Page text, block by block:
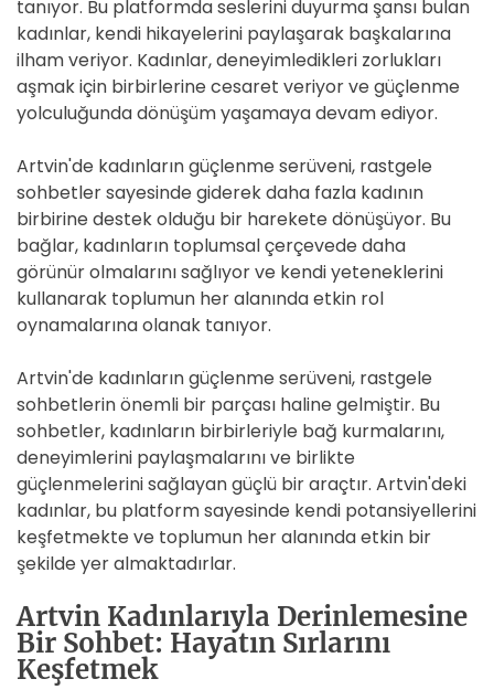
tanıyor. Bu platformda seslerini duyurma şansı bulan
kadınlar, kendi hikayelerini paylaşarak başkalarına
ilham veriyor. Kadınlar, deneyimledikleri zorlukları
aşmak için birbirlerine cesaret veriyor ve güçlenme
yolculuğunda dönüşüm yaşamaya devam ediyor.
Artvin'de kadınların güçlenme serüveni, rastgele
sohbetler sayesinde giderek daha fazla kadının
birbirine destek olduğu bir harekete dönüşüyor. Bu
bağlar, kadınların toplumsal çerçevede daha
görünür olmalarını sağlıyor ve kendi yeteneklerini
kullanarak toplumun her alanında etkin rol
oynamalarına olanak tanıyor.
Artvin'de kadınların güçlenme serüveni, rastgele
sohbetlerin önemli bir parçası haline gelmiştir. Bu
sohbetler, kadınların birbirleriyle bağ kurmalarını,
deneyimlerini paylaşmalarını ve birlikte
güçlenmelerini sağlayan güçlü bir araçtır. Artvin'deki
kadınlar, bu platform sayesinde kendi potansiyellerini
keşfetmekte ve toplumun her alanında etkin bir
şekilde yer almaktadırlar.
Artvin Kadınlarıyla Derinlemesine
Bir Sohbet: Hayatın Sırlarını
Keşfetmek